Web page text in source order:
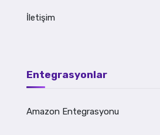
İletişim
Entegrasyonlar
Amazon Entegrasyonu